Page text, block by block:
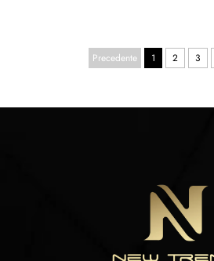
Precedente 1 2 3